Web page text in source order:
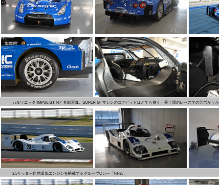
カルソニック IMPUL GT-Rと各部写真。SUPER GTマシンのコクピットはとても狭く、長丁場のレースでの苦労がう
3.5リッター自然吸気エンジンを搭載するグループCカー「NP35」